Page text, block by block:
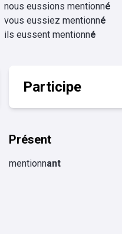
nous eussions mentionné
vous eussiez mentionné
ils eussent mentionné
Participe
Présent
mentionnant